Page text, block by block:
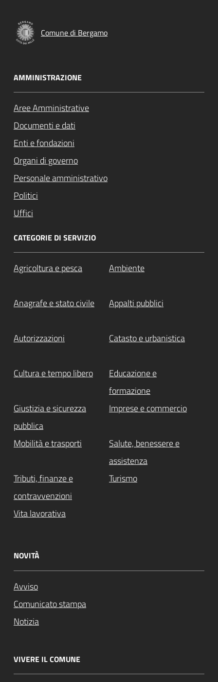
Comune di Bergamo
AMMINISTRAZIONE
Aree Amministrative
Documenti e dati
Enti e fondazioni
Organi di governo
Personale amministrativo
Politici
Uffici
CATEGORIE DI SERVIZIO
Agricoltura e pesca Ambiente
Anagrafe e stato civile Appalti pubblici
Autorizzazioni Catasto e urbanistica
Cultura e tempo libero
Educazione e
formazione
Giustizia e sicurezza
pubblica
Imprese e commercio
Mobilità e trasporti
Salute, benessere e
assistenza
Tributi, finanze e
contravvenzioni
Turismo
Vita lavorativa
NOVITÀ
Avviso
Comunicato stampa
Notizia
VIVERE IL COMUNE